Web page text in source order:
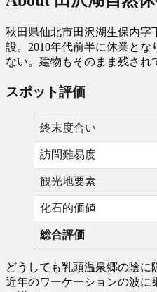
秋田県仙北市田沢湖生保内字
設。2010年代前半に休業と
ない。建物もそのまま残され
スポット評価
終末度合い
訪問難易度
観光地要素
化石的価値
総合評価
どうしても乳頭温泉郷の陰に
近年のワーケーションの波